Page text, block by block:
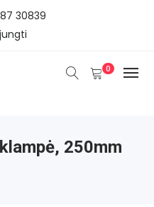
30839
0
250mm